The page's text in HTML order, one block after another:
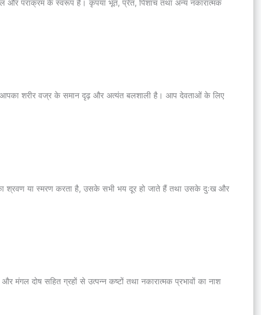
पराक्रम के स्वरूप हैं। कृपया भूत, प्रेत, पिशाच तथा अन्य नकारात्मक
आपका शरीर वज्र के समान दृढ़ और अत्यंत बलशाली है। आप देवताओं के लिए
श्रवण या स्मरण करता है, उसके सभी भय दूर हो जाते हैं तथा उसके दुःख और
मंगल दोष सहित ग्रहों से उत्पन्न कष्टों तथा नकारात्मक प्रभावों का नाश